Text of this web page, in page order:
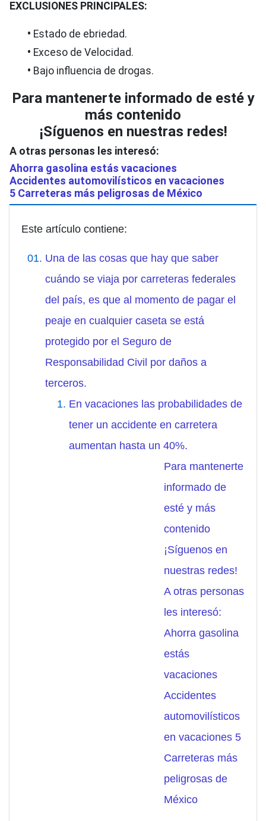
EXCLUSIONES PRINCIPALES:
• Estado de ebriedad.
• Exceso de Velocidad.
• Bajo influencia de drogas.
Para mantenerte informado de esté y
más contenido
¡Síguenos en nuestras redes!
A otras personas les interesó:
Ahorra gasolina estás vacaciones
Accidentes automovilísticos en vacaciones
5 Carreteras más peligrosas de México
Este artículo contiene:
Una de las cosas que hay que saber
cuándo se viaja por carreteras federales
del país, es que al momento de pagar el
peaje en cualquier caseta se está
protegido por el Seguro de
Responsabilidad Civil por daños a
terceros.
En vacaciones las probabilidades de
tener un accidente en carretera
aumentan hasta un 40%.
Para mantenerte
informado de
esté y más
contenido
¡Síguenos en
nuestras redes!
A otras personas
les interesó:
Ahorra gasolina
estás
vacaciones
Accidentes
automovilísticos
en vacaciones 5
Carreteras más
peligrosas de
México